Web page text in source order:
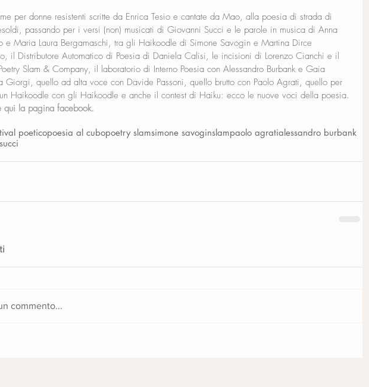
per donne resistenti scritte da Enrica Tesio e cantate da Mao, alla poesia di strada di
passando per i versi (non) musicati di Giovanni Succi e le parole in musica di Anna
e Maria Laura Bergamaschi, tra gli Haikoodle di Simone Savogin e Martina Dirce
il Distributore Automatico di Poesia di Daniela Calisi, le incisioni di Lorenzo Cianchi e il
Slam & Company, il laboratorio di Interno Poesia con Alessandro Burbank e Gaia
Giorgi, quello ad alta voce con Davide Passoni, quello brutto con Paolo Agrati, quello per
Haikoodle con gli Haikoodle e anche il contest di Haiku: ecco le nuove voci della poesia.
qui la pagina facebook.
poeticopoesia al cubopoetry slamsimone savoginslampaolo agratialessandro burbank
commento...